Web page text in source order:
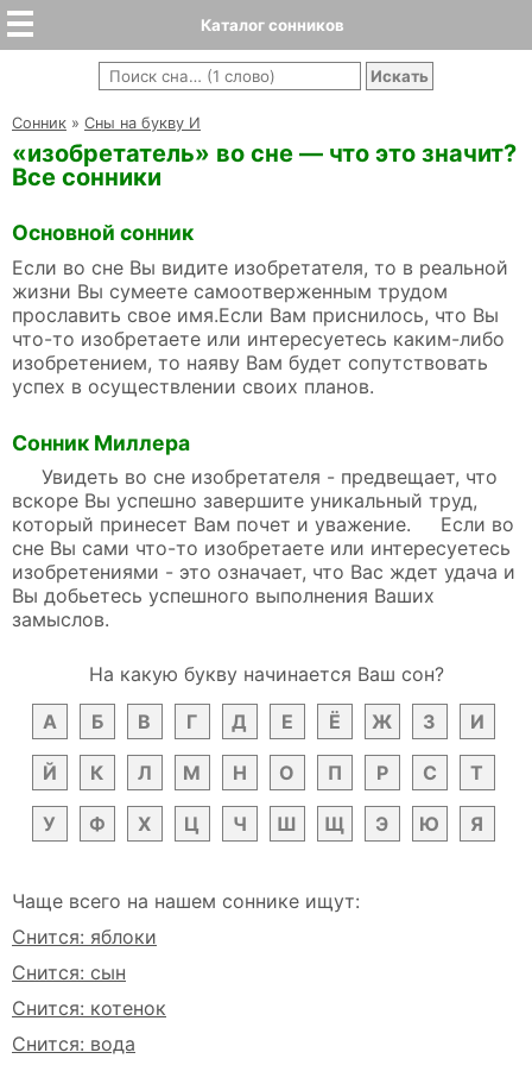
Каталог сонников
Cонник » Сны на букву И
«изобретатель» во сне — что это значит?
Все сонники
Основной сонник
Если во сне Вы видите изобретателя, то в реальной
жизни Вы сумеете самоотверженным трудом
прославить свое имя.Если Вам приснилось, что Вы
что-то изобретаете или интересуетесь каким-либо
изобретением, то наяву Вам будет сопутствовать
успех в осуществлении своих планов.
Сонник Миллера
Увидеть во сне изобретателя - предвещает, что
вскоре Вы успешно завершите уникальный труд,
который принесет Вам почет и уважение. Если во
сне Вы сами что-то изобретаете или интересуетесь
изобретениями - это означает, что Вас ждет удача и
Вы добьетесь успешного выполнения Ваших
замыслов.
На какую букву начинается Ваш сон?
А
Б В Г Д Е Ё Ж З И
Й К Л М Н О П Р С Т
У Ф Х Ц Ч Ш Щ Э Ю Я
Чаще всего на нашем соннике ищут:
Снится: яблоки
Снится: сын
Снится: котенок
Снится: вода